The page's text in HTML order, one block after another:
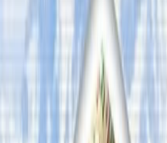
खत्री जुटिसकेको खड्काले
प्रकाशित समाचार, विचार र
सुझाव र सल्लाह छन् भने कृपया
सहयोगले हामीलाई निष्पक्ष